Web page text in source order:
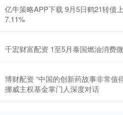
亿牛策略APP下载 9月5日鹤21转债
7.11%
千宏财富配资 1至5月泰国燃油消费
博财配资 “中国的创新药故事非常值
挪威主权基金掌门人深度对话